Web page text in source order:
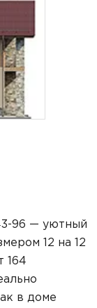
96 — уютный
12 на 12
164
в доме